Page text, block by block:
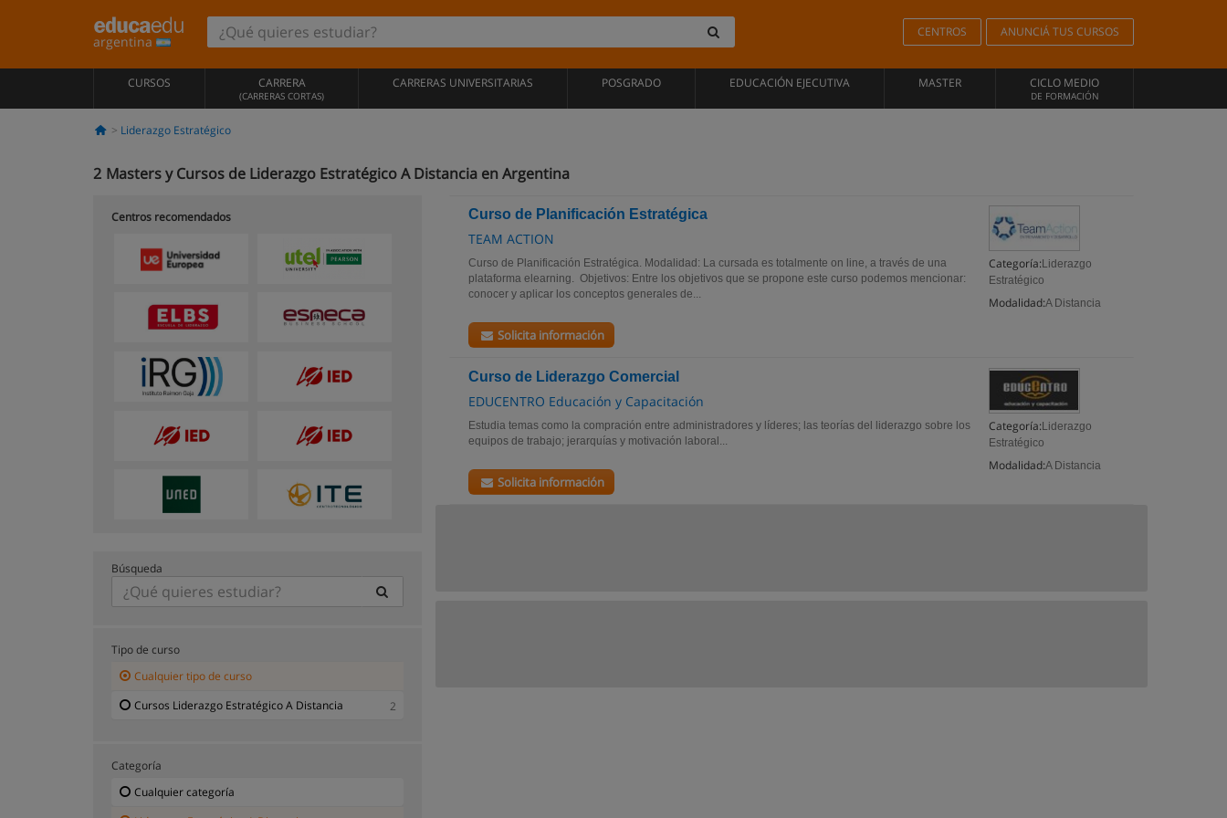
argentina
CENTROS ANUNCIÁ TUS CURSOS
CURSOS CARRERA
(CARRERAS CORTAS)
CARRERAS UNIVERSITARIAS POSGRADO EDUCACIÓN EJECUTIVA MASTER CICLO MEDIO
DE FORMACIÓN
Liderazgo Estratégico
2 Masters y Cursos de Liderazgo Estratégico A Distancia en Argentina
Curso de Planificación Estratégica
TEAM ACTION
Categoría: Liderazgo
Estratégico
Modalidad:A Distancia
Curso de Planificación Estratégica. Modalidad: La cursada es totalmente on line, a través de una
plataforma elearning. Objetivos: Entre los objetivos que se propone este curso podemos mencionar:
conocer y aplicar los conceptos generales de...
Solicita información
Curso de Liderazgo Comercial
EDUCENTRO Educación y Capacitación
Categoría: Liderazgo
Estratégico
Modalidad:A Distancia
Estudia temas como la compración entre administradores y líderes; las teorías del liderazgo sobre los
equipos de trabajo; jerarquías y motivación laboral...
Solicita información
Centros recomendados
Búsqueda
Tipo de curso
Cualquier tipo de curso
Cursos Liderazgo Estratégico A Distancia
2
Categoría
Cualquier categoría